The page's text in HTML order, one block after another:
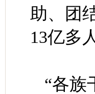
助、团
13亿多
“各族